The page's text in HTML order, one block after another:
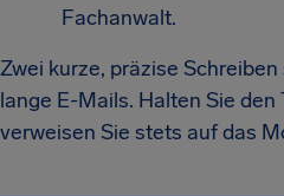
Fach­anwalt.
Zwei kurze, präzise
lange E-Mails. Halten Sie den
verweisen Sie stets auf das